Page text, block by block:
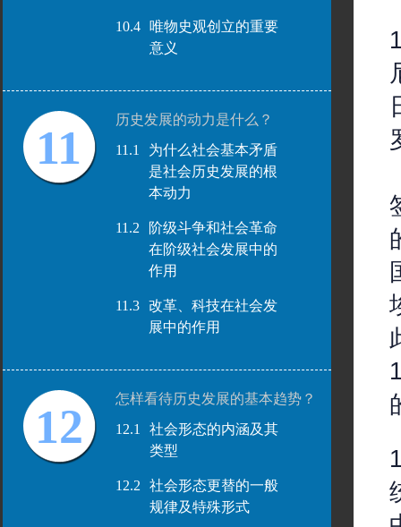
10.4
唯物史观创立的重要
意义
11
历史发展的动力是什么？
11.1
为什么社会基本矛盾
是社会历史发展的根
本动力
11.2
阶级斗争和社会革命
在阶级社会发展中的
作用
11.3
改革、科技在社会发
展中的作用
12
怎样看待历史发展的基本趋势？
12.1
社会形态的内涵及其
类型
12.2
社会形态更替的一般
规律及特殊形式